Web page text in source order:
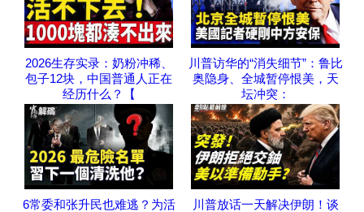
2026生存实录：奶粉冲稀、
包子12块，中国普通人正在
经历什么？【
川普访华的“消失细节”：鲁比
奥隐身、全城暂停恨美，天
坛冲突：
6常委和张升民也难逃？为活
川普放话一天解决伊朗！谈